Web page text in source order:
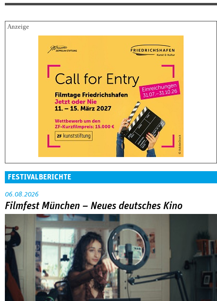
FESTIVALBERICHTE
06.08.2026
Filmfest München – Neues deutsches Kino